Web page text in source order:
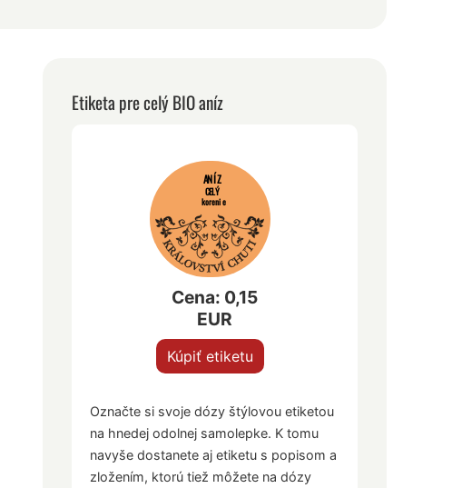
Etiketa pre celý BIO aníz
ANÍZ
CELÝ
korenie
Cena: 0,15
EUR
Kúpiť etiketu
Označte si svoje dózy štýlovou etiketou
na hnedej odolnej samolepke. K tomu
navyše dostanete aj etiketu s popisom a
zložením, ktorú tiež môžete na dózy